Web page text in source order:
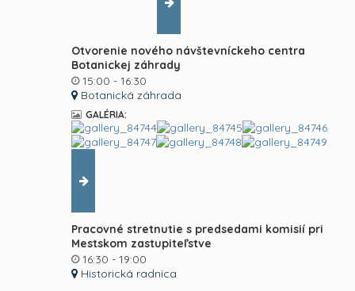
Otvorenie nového návštevníckeho centra
Botanickej záhrady
15:00 - 16:30
Botanická záhrada
GALÉRIA:
Pracovné stretnutie s predsedami komisií pri
Mestskom zastupiteľstve
16:30 - 19:00
Historická radnica